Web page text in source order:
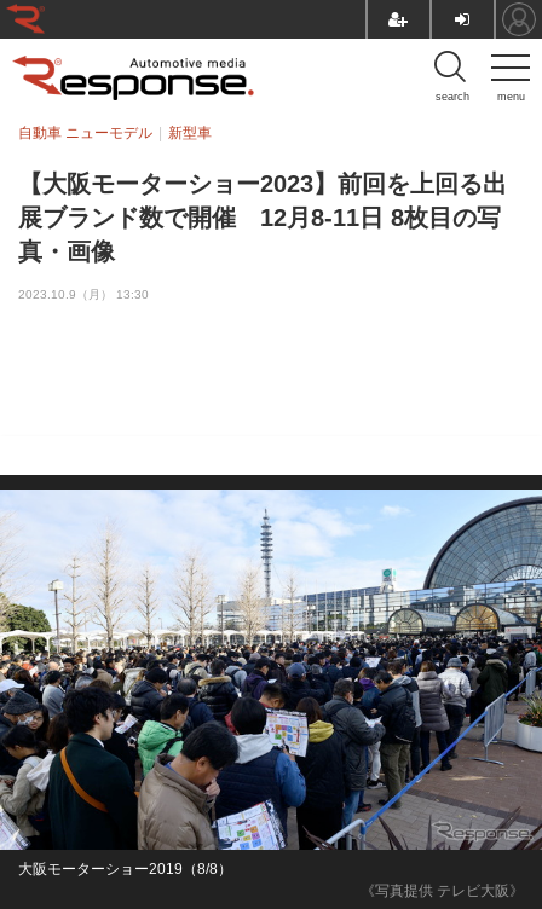
menu
search
【大阪モーターショー2023】前回を上回る出
展ブランド数で開催 12月8-11日 8枚目の写
真・画像
自動車 ニューモデル 新型車
2023.10.9（月） 13:30
《写真提供 テレビ大阪》
大阪モーターショー2019（8/8）